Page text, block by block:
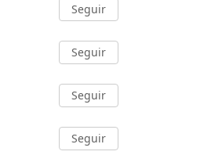
Seguir
Seguir
Seguir
Seguir